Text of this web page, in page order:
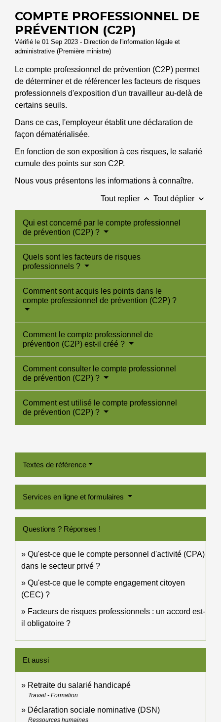
COMPTE PROFESSIONNEL DE
PRÉVENTION (C2P)
Vérifié le 01 Sep 2023 - Direction de l'information légale et
administrative (Première ministre)
Le compte professionnel de prévention (C2P) permet
de déterminer et de référencer les facteurs de risques
professionnels d'exposition d'un travailleur au-delà de
certains seuils.
Dans ce cas, l'employeur établit une déclaration de
façon dématérialisée.
En fonction de son exposition à ces risques, le salarié
cumule des points sur son C2P.
Nous vous présentons les informations à connaître.
Tout replier keyboard_arrow_up Tout déplier keyboard_arrow_down
Qui est concerné par le compte professionnel
de prévention (C2P) ?
Quels sont les facteurs de risques
professionnels ?
Comment sont acquis les points dans le
compte professionnel de prévention (C2P) ?
Comment le compte professionnel de
prévention (C2P) est-il créé ?
Comment consulter le compte professionnel
de prévention (C2P) ?
Comment est utilisé le compte professionnel
de prévention (C2P) ?
Textes de référence
Services en ligne et formulaires
Questions ? Réponses !
Qu'est-ce que le compte personnel d'activité (CPA)
dans le secteur privé ?
Qu'est-ce que le compte engagement citoyen
(CEC) ?
Facteurs de risques professionnels : un accord est-
il obligatoire ?
Et aussi
Retraite du salarié handicapé
Travail - Formation
Déclaration sociale nominative (DSN)
Ressources humaines